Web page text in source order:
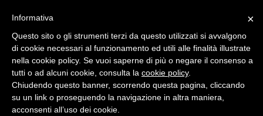
PUNTI VENDITA
CSR
STRATEGIE
×
Informativa
Questo sito o gli strumenti terzi da questo utilizzati si avvalgono
di cookie necessari al funzionamento ed utili alle finalità illustrate
nella cookie policy. Se vuoi saperne di più o negare il consenso a
tutti o ad alcuni cookie, consulta la cookie policy.
Chiudendo questo banner, scorrendo questa pagina, cliccando
su un link o proseguendo la navigazione in altra maniera,
acconsenti all’uso dei cookie.